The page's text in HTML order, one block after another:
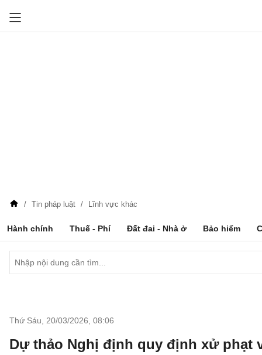
Tin pháp luật Lĩnh vực khác
Hành chính Thuế - Phí Đất đai - Nhà ở Bảo hiểm
Thứ Sáu, 20/03/2026 08:06
Dự thảo Nghị định quy định xử phạt